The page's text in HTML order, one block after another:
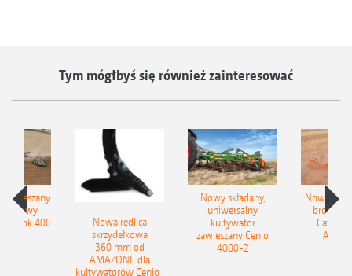
Tym mógłbyś się również zainteresować
Tyrok 400
Nowa redlica
skrzydełkowa
360 mm od
AMAZONE dla
kultywatorów Cenio i
Nowy składany,
uniwersalny
kultywator
zawieszany Cenio
4000-2
Nowe
brony